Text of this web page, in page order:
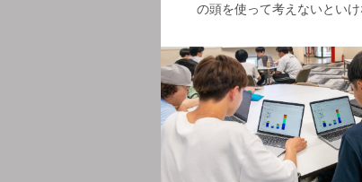
の頭を使って考えないとい